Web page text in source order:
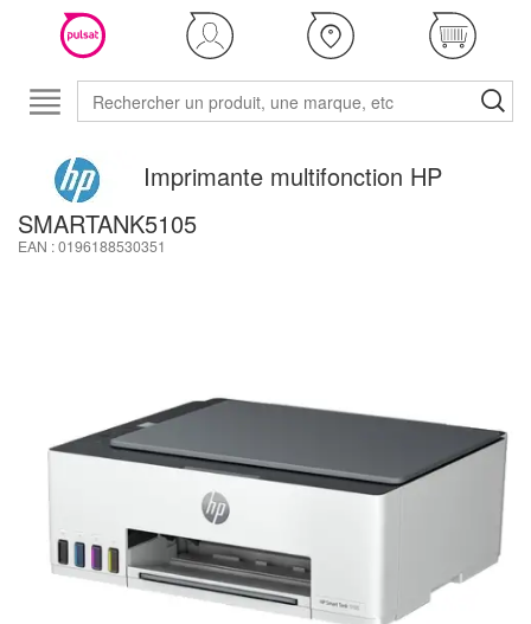
Imprimante multifonction HP
SMARTANK5105
EAN : 0196188530351